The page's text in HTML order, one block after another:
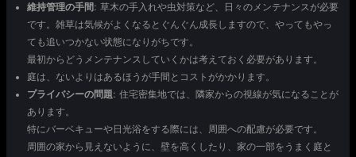
維持管理の手間 : 草木の手入れや虫対策など、日々のメンテナンスが必要
です。雑草は気候がよくなるとぐんぐん成長しますので、やってもやっ
ても追いつかない状態になりがちです。
最初からどうメンテナンスしていくかは考えておく必要があります。
庭は、ないよりはあるほうが手間とコストがかかります。
プライバシーの問題: 住宅密集地では、隣家からの視線が気になることが
あります。
特にバーベキューや日光浴をする際には、周囲への配慮が必要です。
周囲の家から見えないように、壁を高くしたり、家の一部をうまく庭と